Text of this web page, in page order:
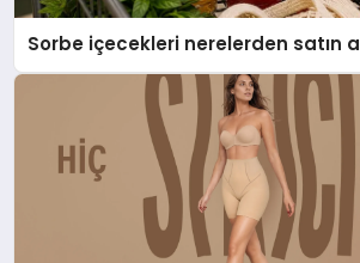
Sorbe içecekleri nerelerden satın